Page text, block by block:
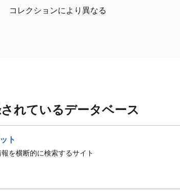
コレクションにより異なる
れているデータベース
ト
を横断的に検索するサイト